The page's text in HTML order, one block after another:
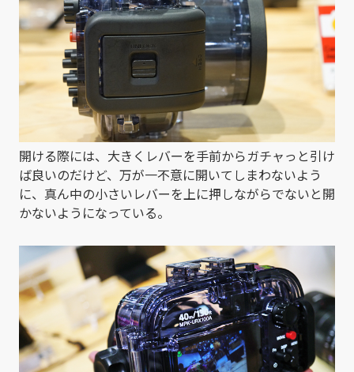
開ける際には、大きくレバーを手前からガチャっと引け
ば良いのだけど、万が一不意に開いてしまわないよう
に、真ん中の小さいレバーを上に押しながらでないと開
かないようになっている。